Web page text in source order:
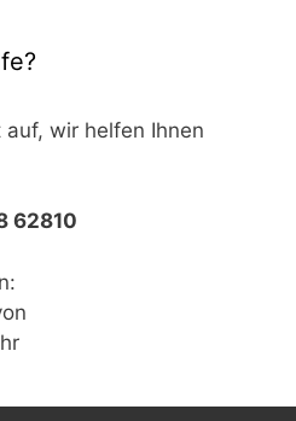
wir helfen Ihnen
62810